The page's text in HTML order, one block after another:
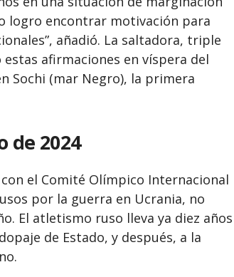
logro encontrar motivación para
añadió. La saltadora, triple
afirmaciones en víspera del
Sochi (mar Negro), la primera
de 2024
el Comité Olímpico Internacional
por la guerra en Ucrania, no
El atletismo ruso lleva ya diez años
de Estado, y después, a la